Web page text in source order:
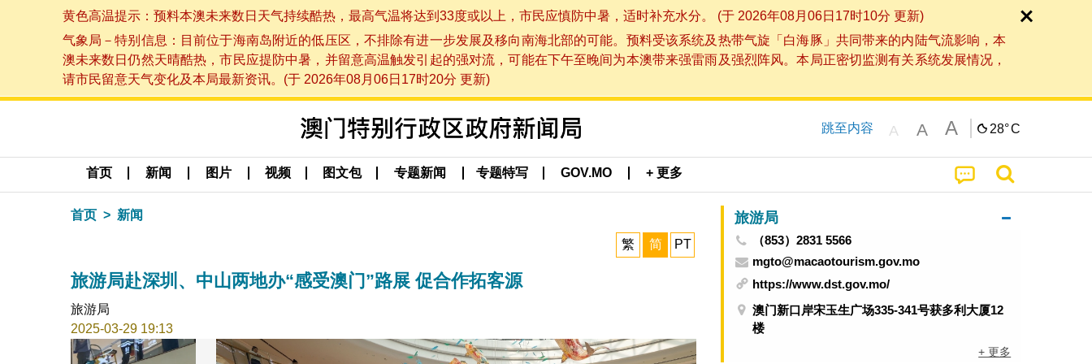
黄色高温提示：预料本澳未来数日天气持续酷热，最高气温将达到33度或以上，市民应慎防中暑，适时补充水分。 (于 2026年08月06日17时10分 更新)
气象局－特别信息：目前位于海南岛附近的低压区，不排除有进一步发展及移向南海北部的可能。预料受该系统及热带气旋「白海豚」共同带来的内陆气流影响，本
澳未来数日仍然天晴酷热，市民应提防中暑，并留意高温触发引起的强对流，可能在下午至晚间为本澳带来强雷雨及强烈阵风。本局正密切监测有关系统发展情况，
请市民留意天气变化及本局最新资讯。(于 2026年08月06日17时20分 更新)
跳至内容 A A A 28°C
首页 新闻 图片 视频 图文包 专题新闻 专题特写 GOV.MO + 更多
首页 新闻
繁 简 PT
旅游局赴深圳、中山两地办“感受澳门”路展 促合作拓客源
旅游局
2025-03-29 19:13
旅游局
（853）2831 5566
mgto@macaotourism.gov.mo
https://www.dst.gov.mo/
澳门新口岸宋玉生广场335-341号获多利大厦12
楼
+ 更多